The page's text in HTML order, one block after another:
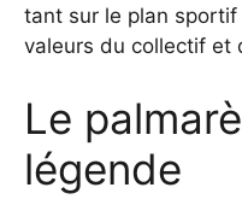
tant sur le plan sportif
valeurs du collectif et
Le
légende